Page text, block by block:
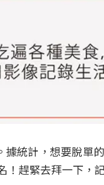
統計，想要脫單
趕緊去拜一下，